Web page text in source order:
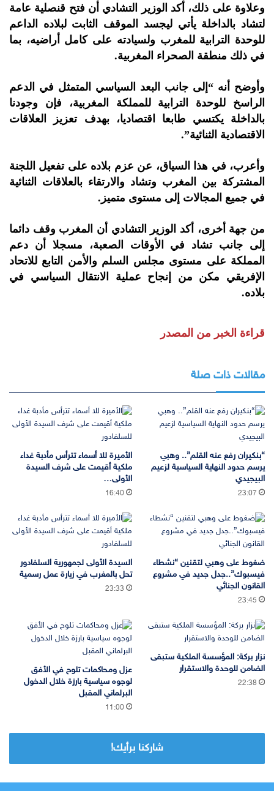
وعلاوة على ذلك، أكد الوزير التشادي أن فتح قنصلية عامة
لتشاد بالداخلة يأتي ليجسد الموقف الثابت لبلاده الداعم
للوحدة الترابية للمغرب ولسيادته على كامل أراضيه، بما
في ذلك منطقة الصحراء المغربية.
وأوضح أنه “إلى جانب البعد السياسي المتمثل في الدعم
الراسخ للوحدة الترابية للمملكة المغربية، فإن وجودنا
بالداخلة يكتسي طابعا اقتصاديا، بهدف تعزيز العلاقات
الاقتصادية الثنائية”.
وأعرب، في هذا السياق، عن عزم بلاده على تفعيل اللجنة
المشتركة بين المغرب وتشاد والارتقاء بالعلاقات الثنائية
في جميع المجالات إلى مستوى متميز.
من جهة أخرى، أكد الوزير التشادي أن المغرب وقف دائما
إلى جانب تشاد في الأوقات الصعبة، مسجلا أن دعم
المملكة على مستوى مجلس السلم والأمن التابع للاتحاد
الإفريقي مكن من إنجاح عملية الانتقال السياسي في
بلاده.
قراءة الخبر من المصدر
مقالات ذات صلة
“بنكيران رفع عنه القلم”.. وهبي
يرسم حدود النهاية السياسية لزعيم
البيجيدي
23:07
الأميرة للا أسماء تترأس مأدبة غداء
ملكية أقيمت على شرف السيدة
الأولى…
16:40
ضغوط على وهبي لتقنين “نشطاء
فيسبوك”..جدل جديد في مشروع
القانون الجنائي
23:45
السيدة الأولى لجمهورية السلفادور
تحل بالمغرب في زيارة عمل رسمية
23:33
نزار بركة: المؤسسة الملكية ستبقى
الضامن للوحدة والاستقرار
22:38
عزل ومحاكمات تلوح في الأفق
لوجوه سياسية بارزة خلال الدخول
البرلماني المقبل
11:00
شاركنا برأيك!